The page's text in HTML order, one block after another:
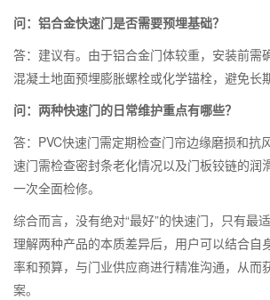
问：铝合金快速门是否需要预埋基础？
答：建议有。由于铝合金门体较重，安装前需
混凝土地面预埋膨胀螺栓或化学锚栓，避免长
问：两种快速门的日常维护重点有哪些？
答：PVC快速门需定期检查门帘边缘磨损和抗
速门需检查密封条老化情况以及门板铰链的润
一次全面检修。
综合而言，没有绝对“最好”的快速门，只有最
理解两种产品的本质差异后，用户可以结合自
率和预算，与门业供应商进行精准沟通，从而
案。